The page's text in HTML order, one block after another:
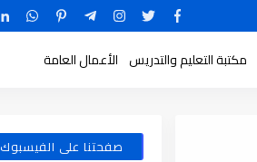
مكتبة التعليم والتدريس الأعمال العامة
صفحتنا على الفيسبوك